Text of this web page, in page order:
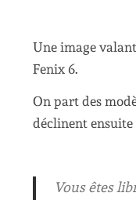
Une image
Fenix 6.
On part des
déclinent ensuite
Vous êtes